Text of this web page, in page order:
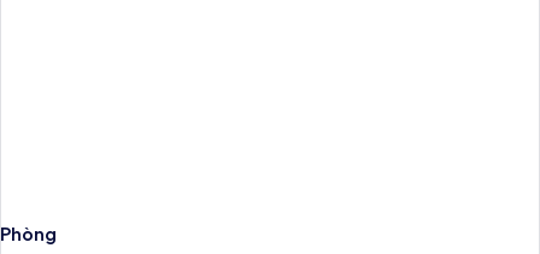
Phòng